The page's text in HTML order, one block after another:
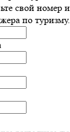
свой номер
по туризму.